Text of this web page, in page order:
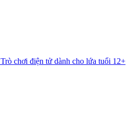
Trò chơi điện tử dành cho lứa tuổi 12+